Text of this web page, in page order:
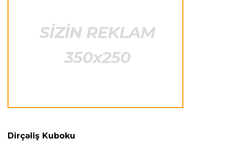
23:01 06.08.2026
Semih Kılıçsoy "Beşiktaş"a qələbə qazandırdı
Dirçəliş Kuboku